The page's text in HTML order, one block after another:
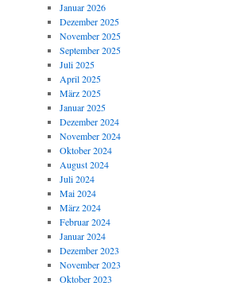
Januar 2026
Dezember 2025
November 2025
September 2025
Juli 2025
April 2025
März 2025
Januar 2025
Dezember 2024
November 2024
Oktober 2024
August 2024
Juli 2024
Mai 2024
März 2024
Februar 2024
Januar 2024
Dezember 2023
November 2023
Oktober 2023